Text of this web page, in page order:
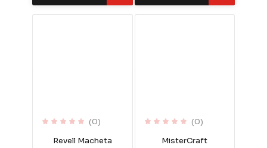
(0)
Revell Macheta
(0)
MisterCraft